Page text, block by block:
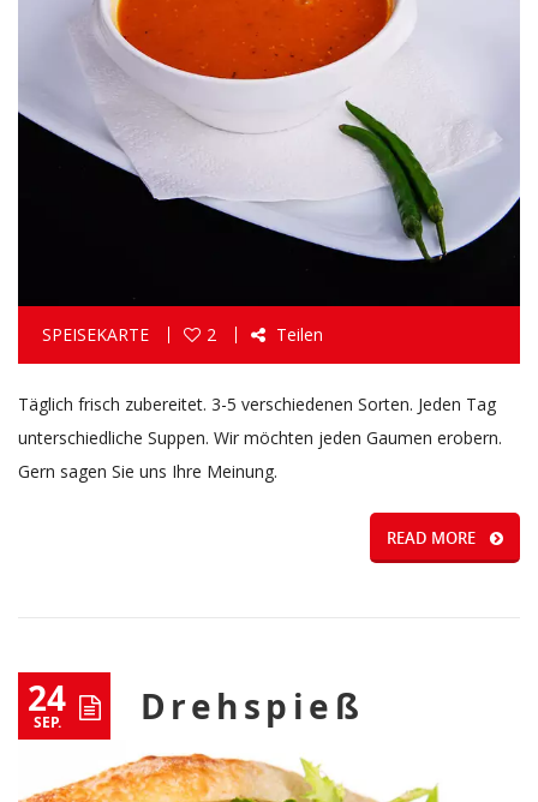
SPEISEKARTE 2 Teilen
Täglich frisch zubereitet. 3-5 verschiedenen Sorten. Jeden Tag
unterschiedliche Suppen. Wir möchten jeden Gaumen erobern.
Gern sagen Sie uns Ihre Meinung.
READ MORE
24
SEP. Drehspieß